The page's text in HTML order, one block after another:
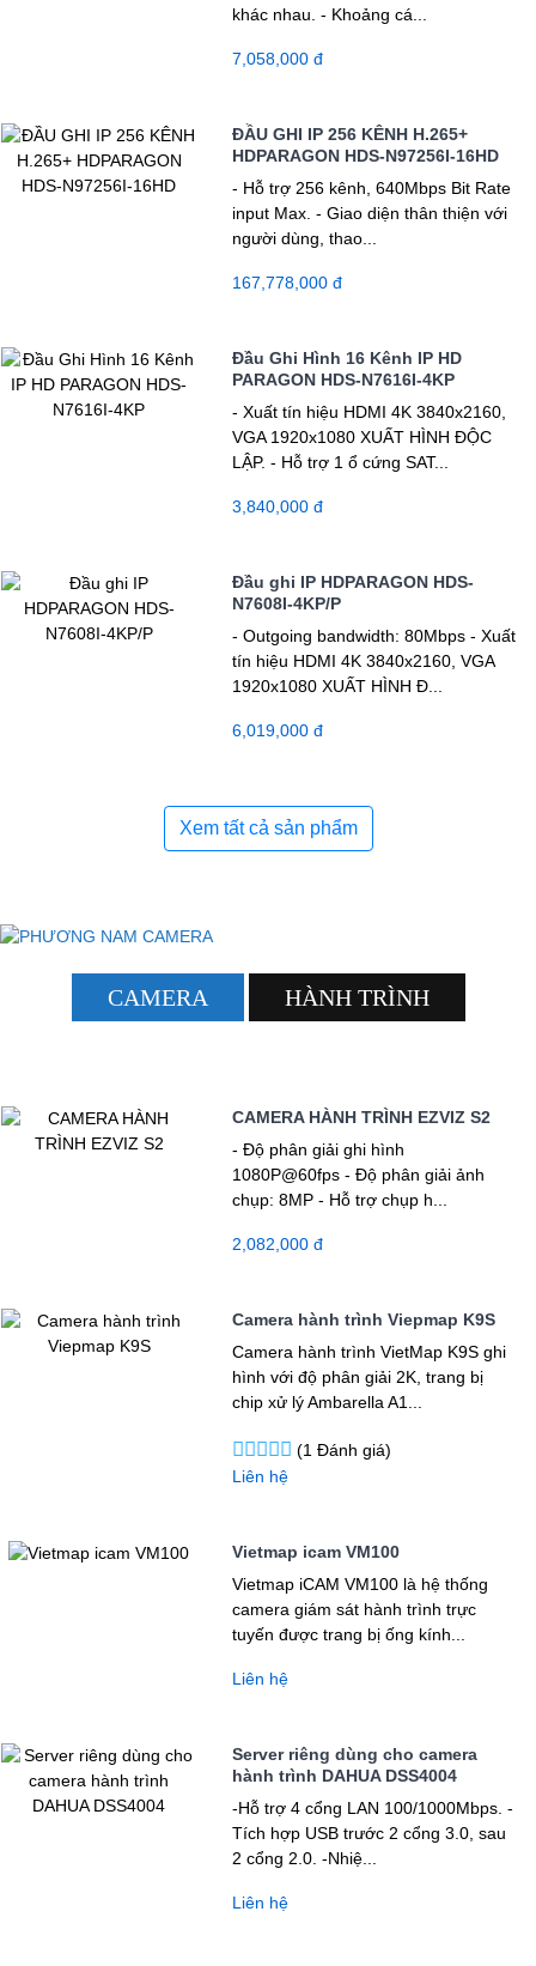
khác nhau. - Khoảng cá...
7,058,000 đ
ĐẦU GHI IP 256 KÊNH H.265+
HDPARAGON HDS-N97256I-16HD
- Hỗ trợ 256 kênh, 640Mbps Bit Rate
input Max. - Giao diện thân thiện với
người dùng, thao...
167,778,000 đ
Đầu Ghi Hình 16 Kênh IP HD
PARAGON HDS-N7616I-4KP
- Xuất tín hiệu HDMI 4K 3840x2160,
VGA 1920x1080 XUẤT HÌNH ĐỘC
LẬP. - Hỗ trợ 1 ổ cứng SAT...
3,840,000 đ
Đầu ghi IP HDPARAGON HDS-
N7608I-4KP/P
- Outgoing bandwidth: 80Mbps - Xuất
tín hiệu HDMI 4K 3840x2160, VGA
1920x1080 XUẤT HÌNH Đ...
6,019,000 đ
Xem tất cả sản phẩm
CAMERA HÀNH TRÌNH
CAMERA HÀNH TRÌNH EZVIZ S2
- Độ phân giải ghi hình
1080P@60fps - Độ phân giải ảnh
chụp: 8MP - Hỗ trợ chụp h...
2,082,000 đ
Camera hành trình Viepmap K9S
Camera hành trình VietMap K9S ghi
hình với độ phân giải 2K, trang bị
chip xử lý Ambarella A1...
(1 Đánh giá)
Liên hệ
Vietmap icam VM100
Vietmap iCAM VM100 là hệ thống
camera giám sát hành trình trực
tuyến được trang bị ống kính...
Liên hệ
Server riêng dùng cho camera
hành trình DAHUA DSS4004
-Hỗ trợ 4 cổng LAN 100/1000Mbps. -
Tích hợp USB trước 2 cổng 3.0, sau
2 cổng 2.0. -Nhiệ...
Liên hệ